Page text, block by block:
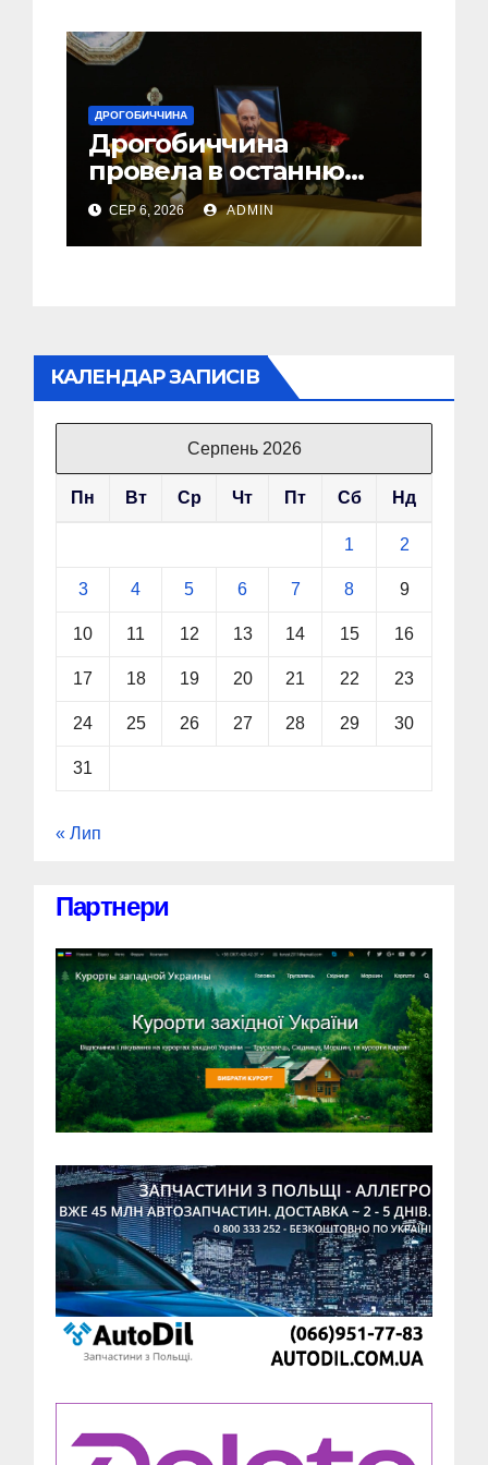
ДРОГОБИЧЧИНА
Дрогобиччина
провела в останню
земну дорогу свого
Захисника – Олега
Торського
СЕР 6, 2026 ADMIN
КАЛЕНДАР ЗАПИСІВ
Серпень 2026
Пн Вт Ср Чт Пт Сб Нд
1 2
3 4 5 6 7 8 9
10 11 12 13 14 15 16
17 18 19 20 21 22 23
24 25 26 27 28 29 30
31
« Лип
Партнери